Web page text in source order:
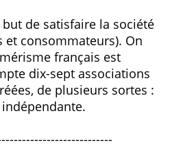
de satisfaire la société
et consommateurs). On
français est
dix-sept associations
de plusieurs sortes :